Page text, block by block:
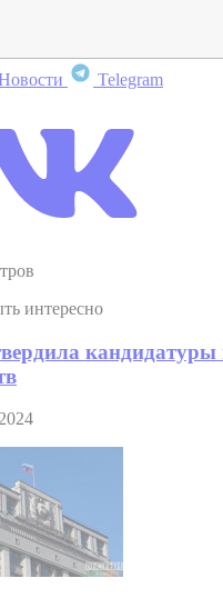
Telegram
интересно
кандидатуры